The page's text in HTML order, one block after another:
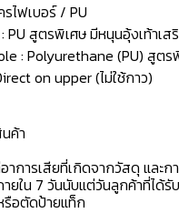
ไฟเบอร์ / PU
PU สูตรพิเศษ มีหนุนอุ้งเท้าเ
: Polyurethane (PU) สูตร
on upper (ไม่ใช้กาว)
ค้า
าการเสียที่เกิดจากวัสดุ และก
ยใน 7 วันนับแต่วันลูกค้าที่ได้รั
รือตัดป้ายแท็ก